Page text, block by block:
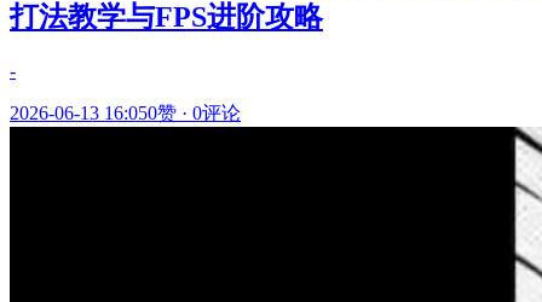
打法教学与FPS进阶攻略
-
2026-06-13 16:050赞 · 0评论